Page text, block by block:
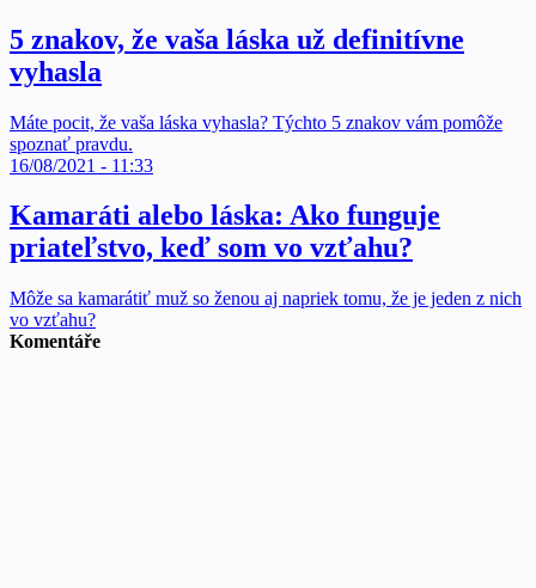
5 znakov, že vaša láska už definitívne
vyhasla
Máte pocit, že vaša láska vyhasla? Týchto 5 znakov vám pomôže
spoznať pravdu.
16/08/2021 - 11:33
Kamaráti alebo láska: Ako funguje
priateľstvo, keď som vo vzťahu?
Môže sa kamarátiť muž so ženou aj napriek tomu, že je jeden z nich
vo vzťahu?
Komentáře